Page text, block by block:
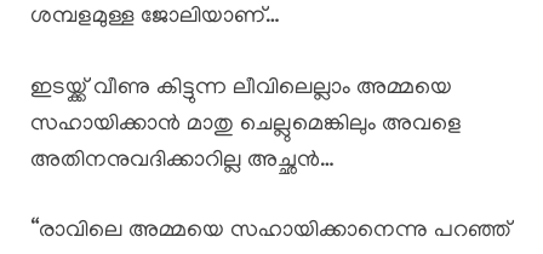
ശമ്പളമുള്ള ജോലിയാണ്…
ഇടയ്ക്ക് വീണു കിട്ടുന്ന ലീവിലെല്ലാം അമ്മയെ
സഹായിക്കാൻ മാതു ചെല്ലുമെങ്കിലും അവളെ
അതിനനുവദിക്കാറില്ല അച്ഛൻ…
“രാവിലെ അമ്മയെ സഹായിക്കാനെന്നു പറഞ്ഞ്